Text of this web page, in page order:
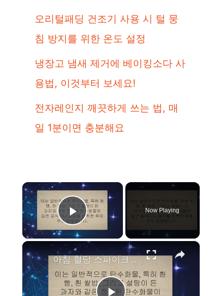
오리털패딩 건조기 사용 시 털 뭉
침 방지를 위한 온도 설정
냉장고 냄새 제거에 베이킹소다 사
용법, 이것부터 보세요!
전자레인지 깨끗하게 쓰는 법, 매
일 1분이면 충분해요
×
Play Video
Now Playing
×
아침 혈당 스파이크 증상과 예방법으로 관리하기